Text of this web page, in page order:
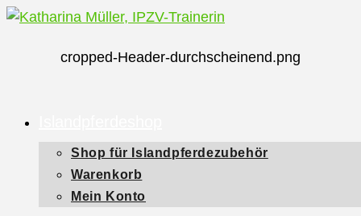
Zum
springencropped-Header-durchscheinend.png
Shop für Islandpferdezubehör
Warenkorb
Mein Konto